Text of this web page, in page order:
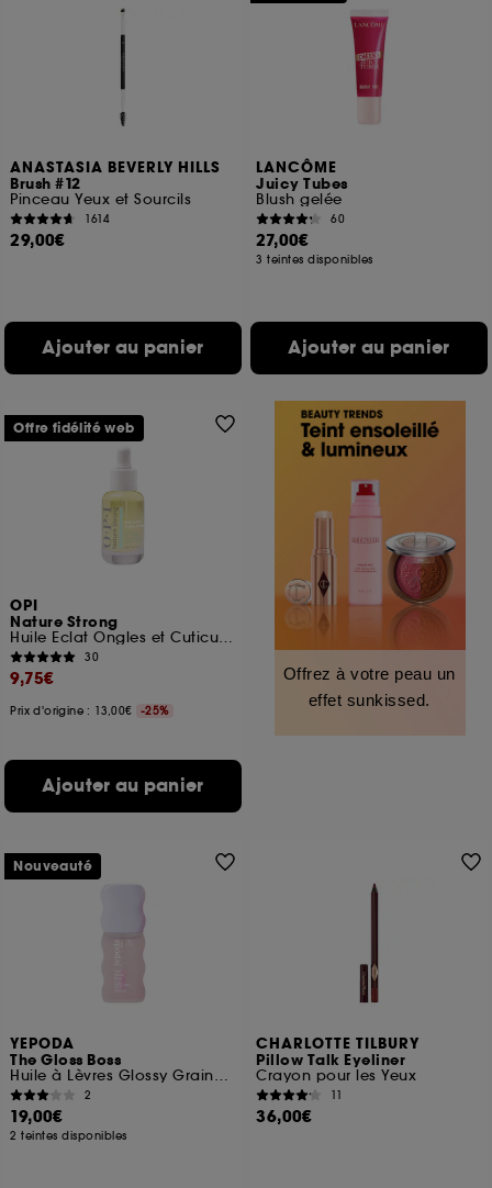
ANASTASIA BEVERLY HILLS
Brush #12
Pinceau Yeux et Sourcils
1614
29,00€
Ajouter au panier
LANCÔME
Juicy Tubes
Blush gelée
60
27,00€
3 teintes disponibles
Ajouter au panier
OPI
Nature Strong
Huile Eclat Ongles et Cuticules Booster d'humeur
30
9,75€
Prix d'origine : 13,00€ -25%
Ajouter au panier
Offre fidélité web
Offrez à votre peau un
effet sunkissed.
YEPODA
The Gloss Boss
Huile à Lèvres Glossy Graines de Cerise & Céramide
2
19,00€
2 teintes disponibles
Nouveauté
CHARLOTTE TILBURY
Pillow Talk Eyeliner
Crayon pour les Yeux
11
36,00€